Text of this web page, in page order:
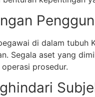
di dalam tubuh
Segala aset yang
prosedur.